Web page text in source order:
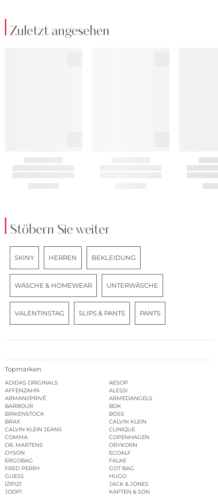
Zuletzt angesehen
Stöbern Sie weiter
SKINY HERREN BEKLEIDUNG
WÄSCHE & HOMEWEAR UNTERWÄSCHE
VALENTINSTAG SLIPS & PANTS PANTS
Topmarken
ADIDAS ORIGINALS
AESOP
AFFENZAHN
ALESSI
ARMANI/PRIVÉ
ARMEDANGELS
BARBOUR
BDK
BIRKENSTOCK
BOSS
BRAX
CALVIN KLEIN
CALVIN KLEIN JEANS
CLINIQUE
COMMA
COPENHAGEN
DR. MARTENS
DRYKORN
DYSON
ECOALF
ERGOBAG
FALKE
FRED PERRY
GOT BAG
GUESS
HUGO
IZIPIZI
JACK & JONES
JOOP!
KAPTEN & SON